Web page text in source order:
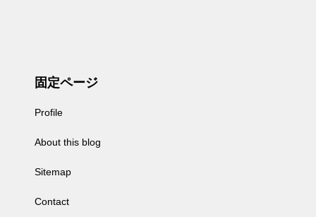
固定ページ
Profile
About this blog
Sitemap
Contact